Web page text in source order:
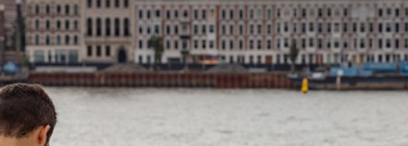
Ga direct naar de content
... > Toelatingsvoorwaarden
Veel gezocht